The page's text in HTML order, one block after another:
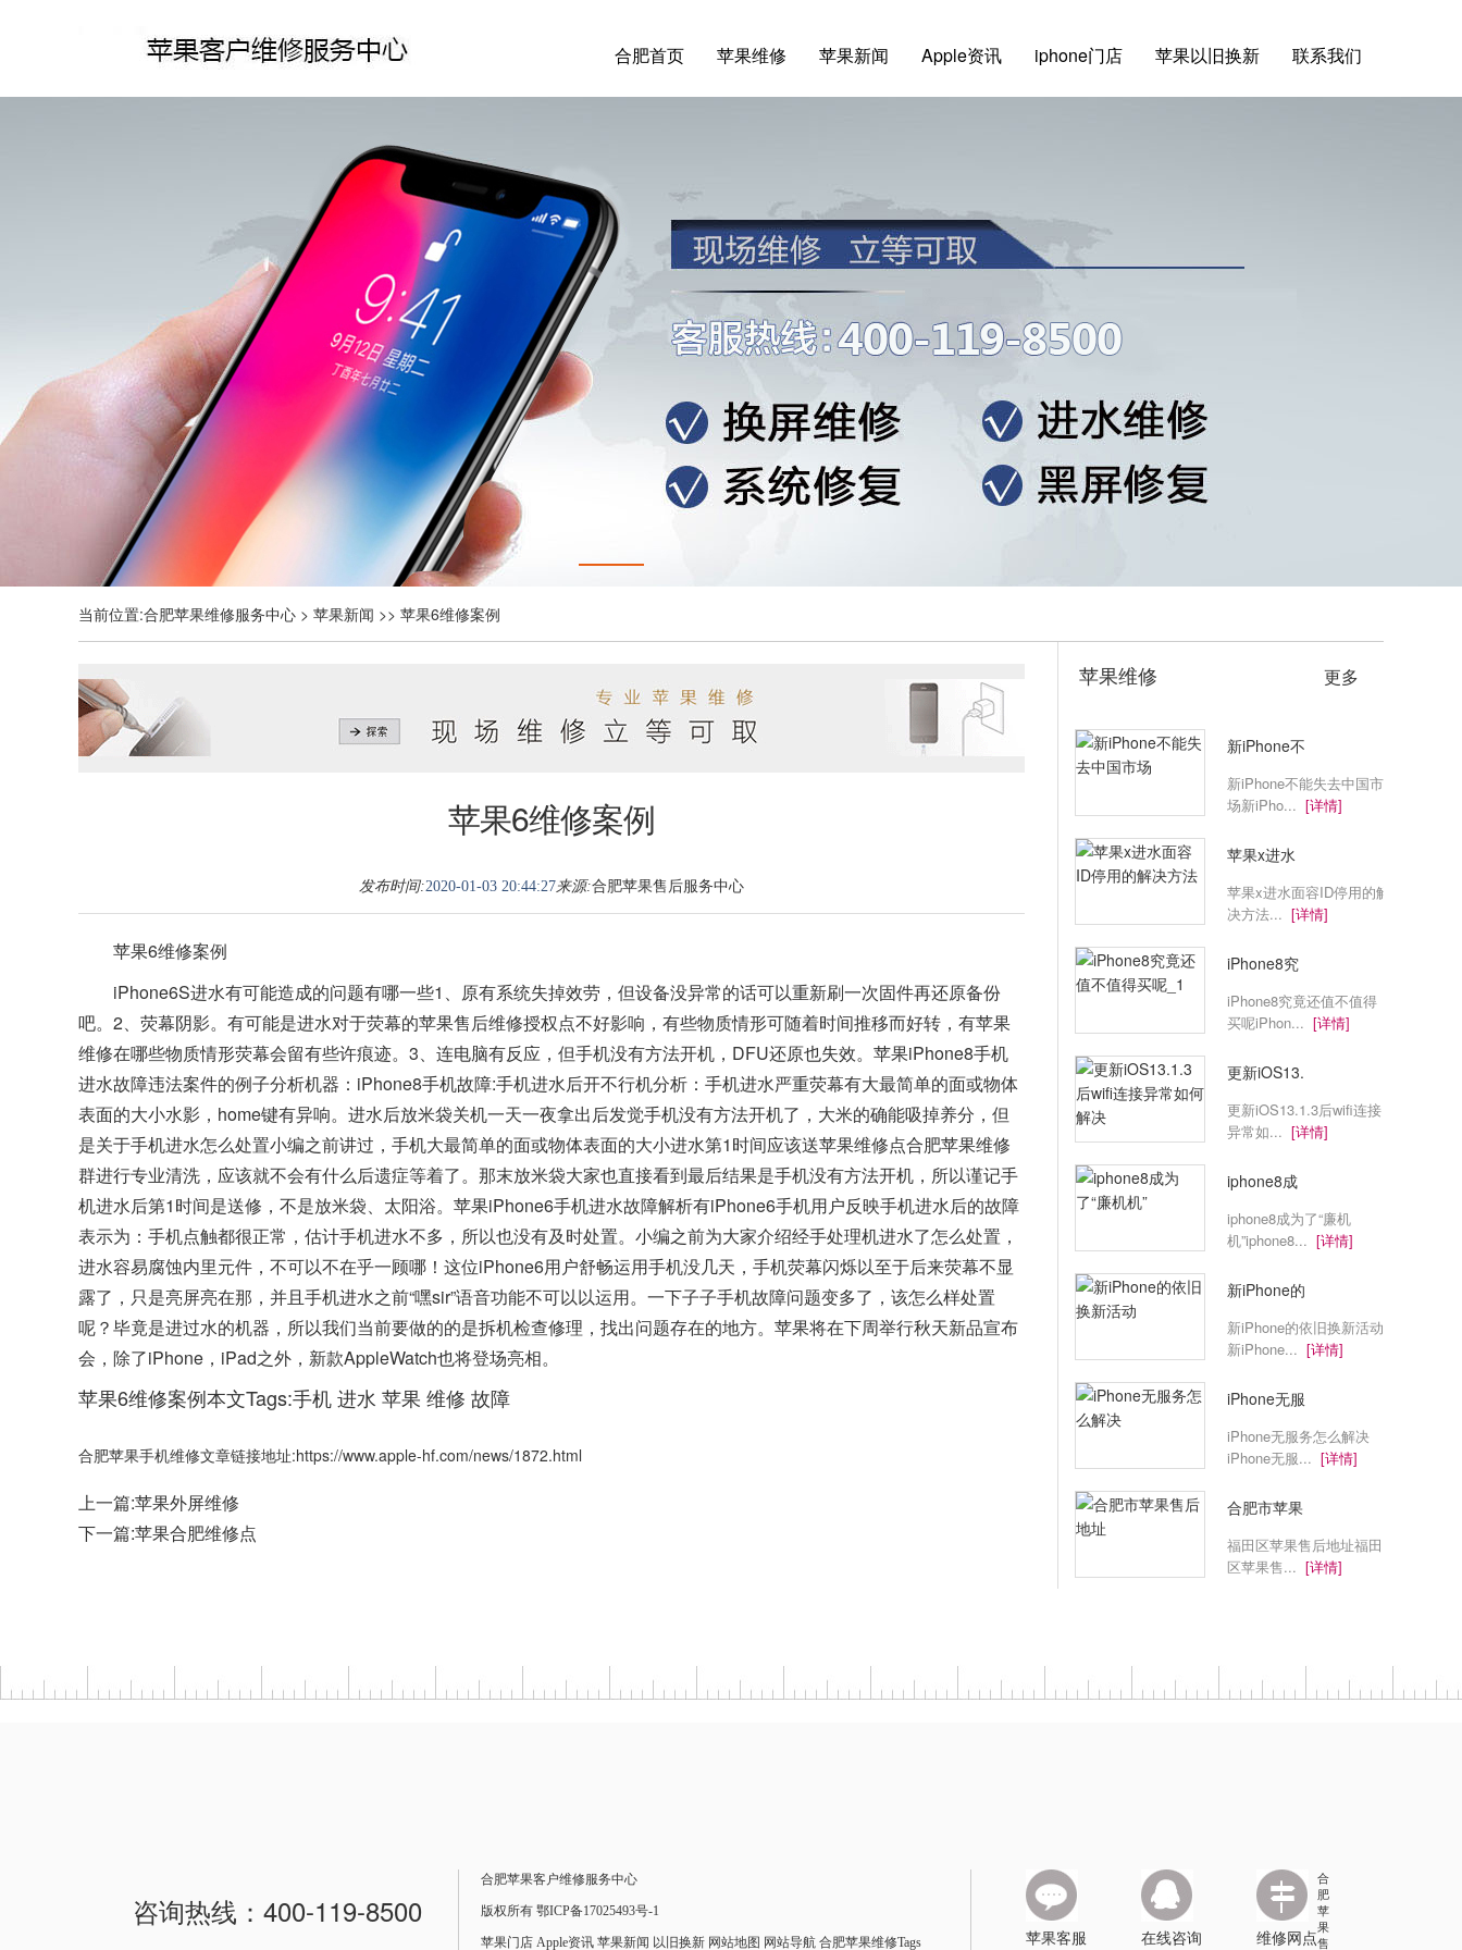
合肥首页 苹果维修 苹果新闻 Apple资讯 iphone门店 苹果以旧换新 联系我们
当前位置:合肥苹果维修服务中心 > 苹果新闻 >> 苹果6维修案例
苹果6维修案例
发布时间:2020-01-03 20:44:27来源:合肥苹果售后服务中心
苹果6维修案例
iPhone6S进水有可能造成的问题有哪一些1、原有系统失掉效劳，但设备没异常的话可以重新刷一次固件再还原备份
吧。2、荧幕阴影。有可能是进水对于荧幕的苹果售后维修授权点不好影响，有些物质情形可随着时间推移而好转，有苹果
维修在哪些物质情形荧幕会留有些许痕迹。3、连电脑有反应，但手机没有方法开机，DFU还原也失效。苹果iPhone8手机
进水故障违法案件的例子分析机器：iPhone8手机故障:手机进水后开不行机分析：手机进水严重荧幕有大最简单的面或物体
表面的大小水影，home键有异响。进水后放米袋关机一天一夜拿出后发觉手机没有方法开机了，大米的确能吸掉养分，但
是关于手机进水怎么处置小编之前讲过，手机大最简单的面或物体表面的大小进水第1时间应该送苹果维修点合肥苹果维修
群进行专业清洗，应该就不会有什么后遗症等着了。那末放米袋大家也直接看到最后结果是手机没有方法开机，所以谨记手
机进水后第1时间是送修，不是放米袋、太阳浴。苹果iPhone6手机进水故障解析有iPhone6手机用户反映手机进水后的故障
表示为：手机点触都很正常，估计手机进水不多，所以也没有及时处置。小编之前为大家介绍经手处理机进水了怎么处置，
进水容易腐蚀内里元件，不可以不在乎一顾哪！这位iPhone6用户舒畅运用手机没几天，手机荧幕闪烁以至于后来荧幕不显
露了，只是亮屏亮在那，并且手机进水之前“嘿sir”语音功能不可以以运用。一下子子手机故障问题变多了，该怎么样处置
呢？毕竟是进过水的机器，所以我们当前要做的的是拆机检查修理，找出问题存在的地方。苹果将在下周举行秋天新品宣布
会，除了iPhone，iPad之外，新款AppleWatch也将登场亮相。
苹果6维修案例本文Tags:手机进水 苹果 维修 故障
合肥苹果手机维修文章链接地址:https://www.apple-hf.com/news/1872.html
上一篇:苹果外屏维修
下一篇:苹果合肥维修点
苹果维修 更多
新iPhone不
新iPhone不能失去中国市
场新iPho... [详情]
苹果x进水
苹果x进水面容ID停用的解
决方法... [详情]
iPhone8究
iPhone8究竟还值不值得
买呢iPhon... [详情]
更新iOS13.
更新iOS13.1.3后wifi连接
异常如... [详情]
iphone8成
iphone8成为了“廉机
机”iphone8... [详情]
新iPhone的
新iPhone的依旧换新活动
新iPhone... [详情]
iPhone无服
iPhone无服务怎么解决
iPhone无服... [详情]
合肥市苹果
福田区苹果售后地址福田
区苹果售... [详情]
咨询热线：400-119-8500
合肥苹果客户维修服务中心
版权所有 鄂ICP备17025493号-1
苹果门店 Apple资讯 苹果新闻 以旧换新 网站地图 网站导航 合肥苹果维修Tags 苹果客服 在线咨询 维修网点
合
肥
苹
果
售